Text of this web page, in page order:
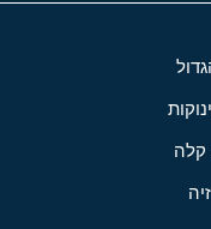
קלה